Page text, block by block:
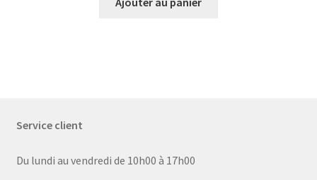
Service client
Du lundi au vendredi de 10h00 à 17h00